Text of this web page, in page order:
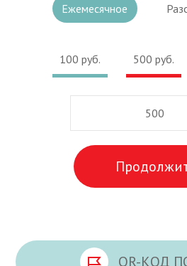
Ежемесячное
100 руб. 500 руб.
QR-КОД